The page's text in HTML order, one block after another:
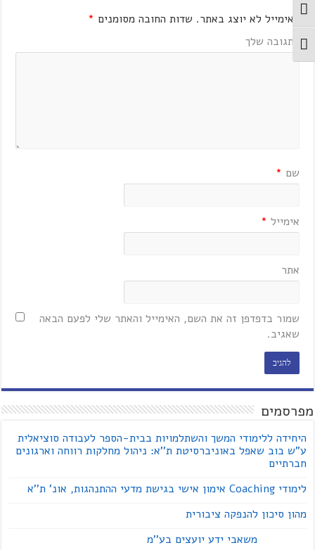
מתג ניגודיות גבוהה
מתג גודל גופן
האימייל לא יוצג באתר. שדות החובה מסומנים *
התגובה שלך
שם *
אימייל *
אתר
שמור בדפדפן זה את השם, האימייל והאתר שלי לפעם הבאה
שאגיב.
מפרסמים
היחידה ללימודי המשך והשתלמויות בבית-הספר לעבודה סוציאלית
ע"ש בוב שאפל באוניברסיטת ת''א: ניהול מחלקות רווחה וארגונים
חברתיים
לימודי Coaching אימון אישי בגישת מדעי ההתנהגות, אונ' ת''א
מהון סיכון להנפקה ציבורית
משאבי ידע יועצים בע''מ